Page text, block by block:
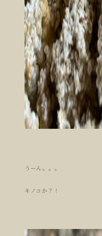
うーん。。。
キノコか？！